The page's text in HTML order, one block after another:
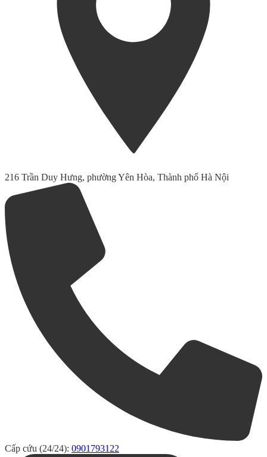
216 Trần Duy Hưng, phường Yên Hòa, Thành phố Hà Nội
Cấp cứu (24/24): 0901793122